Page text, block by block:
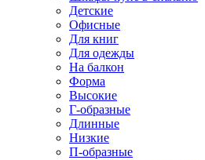
Детские
Офисные
Для книг
Для одежды
На балкон
Форма
Высокие
Г-образные
Длинные
Низкие
П-образные